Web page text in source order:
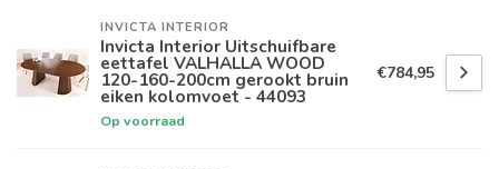
INVICTA INTERIOR
Invicta Interior Uitschuifbare
eettafel VALHALLA WOOD
120-160-200cm gerookt bruin
eiken kolomvoet - 44093
Op voorraad
€784,95